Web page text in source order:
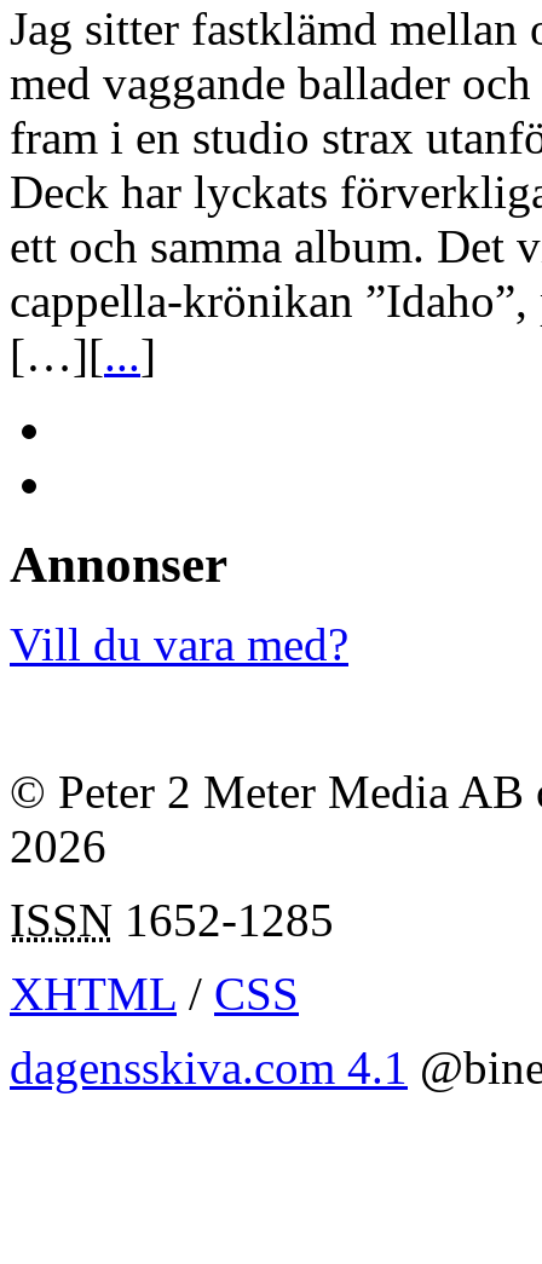
Jag sitter fastklämd mellan
med vaggande ballader
fram i en studio strax
Deck har lyckats
ett och samma album. Det
cappella-krönikan
[…][...]
Annonser
Vill du vara med?
© Peter 2 Meter Media AB
2026
ISSN 1652-1285
XHTML / CSS
dagensskiva.com 4.1